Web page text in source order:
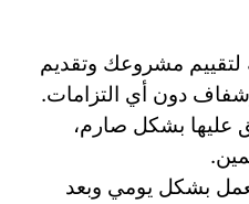
لتقييم مشروعك وتقديم
دون أي التزامات.
عليها بشكل صارم،
بشكل يومي وبعد